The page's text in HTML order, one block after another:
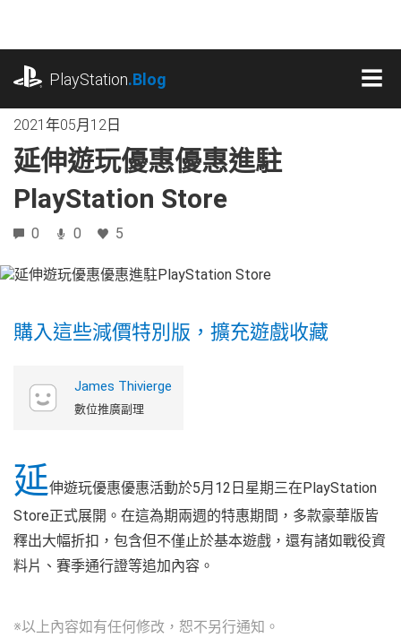
內
PlayStation.Blog
2021年05月12日
延伸遊玩優惠優惠進駐
PlayStation Store
0 0 5
購入這些減價特別版，擴充遊戲收藏
James Thivierge
數位推廣副理
延伸遊玩優惠優惠活動於5月12日星期三在PlayStation
Store正式展開。在這為期兩週的特惠期間，多款豪華版皆
釋出大幅折扣，包含但不僅止於基本遊戲，還有諸如戰役資
料片、賽季通行證等追加內容。
※以上內容如有任何修改，恕不另行通知。